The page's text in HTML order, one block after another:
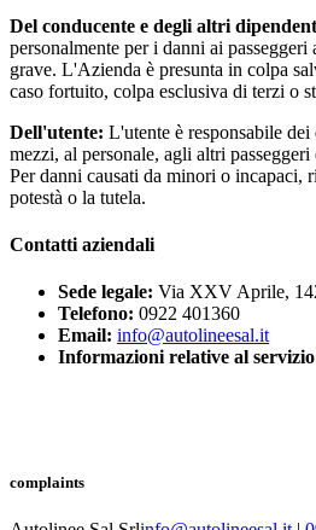
Del conducente e degli altri
personalmente per i danni ai
grave. L'Azienda è presunta in colpa
caso fortuito, colpa esclusiva di terzi o
Dell'utente: L'utente è responsabile
mezzi, al personale, agli altri
Per danni causati da minori o incapaci,
potestà o la tutela.
Contatti aziendali
Sede legale: Via XXV Aprile,
Telefono: 0922 401360
Email: info@autolineesal.it
Informazioni relative al
complaints